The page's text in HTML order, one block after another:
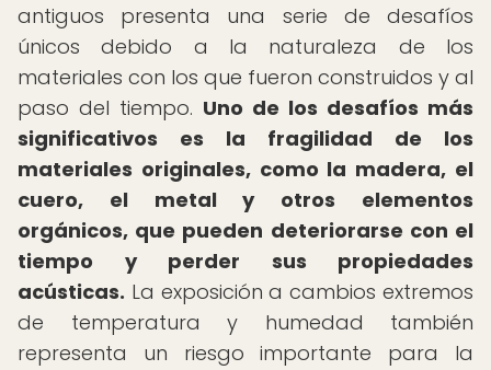
antiguos presenta una serie de desafíos
únicos debido a la naturaleza de los
materiales con los que fueron construidos y al
paso del tiempo. Uno de los desafíos más
significativos es la fragilidad de los
materiales originales, como la madera, el
cuero, el metal y otros elementos
orgánicos, que pueden deteriorarse con el
tiempo y perder sus propiedades
acústicas. La exposición a cambios extremos
de temperatura y humedad también
representa un riesgo importante para la